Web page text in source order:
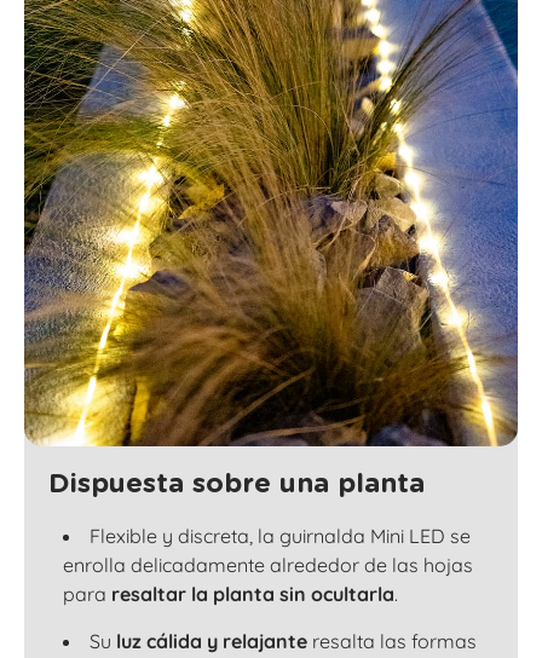
Dispuesta sobre una planta
Flexible y discreta, la guirnalda Mini LED se
enrolla delicadamente alrededor de las hojas
para resaltar la planta sin ocultarla.
Su luz cálida y relajante resalta las formas